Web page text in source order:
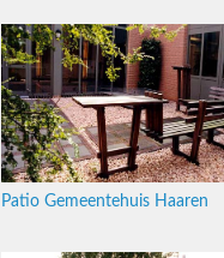
Patio Gemeentehuis Haaren